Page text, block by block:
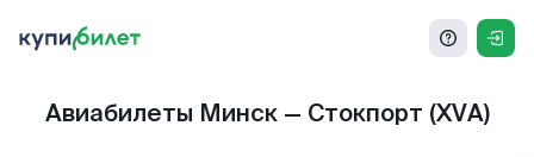
Авиабилеты Минск — Стокпорт (XVA)